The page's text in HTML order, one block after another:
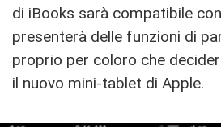
di iBooks sarà compatibile
presenterà delle funzioni di
proprio per coloro che
il nuovo mini-tablet di Apple.